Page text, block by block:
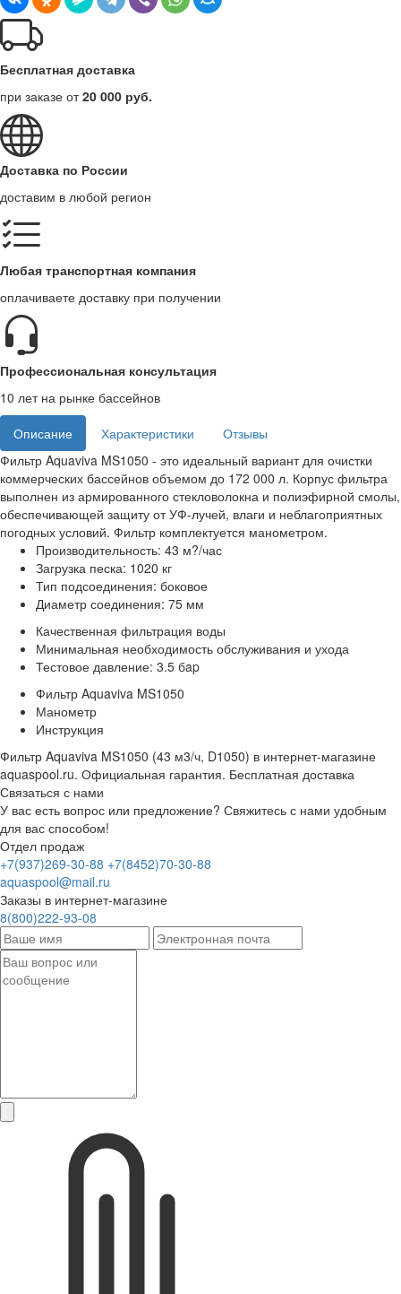
Бесплатная доставка
при заказе от20 000 руб.
Доставка по России
доставим в любой регион
Любая транспортная компания
оплачиваете доставку при получении
Профессиональная консультация
10 лет на рынке бассейнов
Описание
Характеристики
Отзывы
Фильтр Aquaviva MS1050 - это идеальный вариант для очистки
коммерческих бассейнов объемом до 172 000 л. Корпус фильтра
выполнен из армированного стекловолокна и полиэфирной смолы,
обеспечивающей защиту от УФ-лучей, влаги и неблагоприятных
погодных условий. Фильтр комплектуется манометром.
Производительность: 43 м?/час
Загрузка песка: 1020 кг
Тип подсоединения: боковое
Диаметр соединения: 75 мм
Качественная фильтрация воды
Минимальная необходимость обслуживания и ухода
Тестовое давление: 3.5 бap
Фильтр Aquaviva MS1050
Манометр
Инструкция
Фильтр Aquaviva MS1050 (43 м3/ч, D1050) в интернет-магазине
aquaspool.ru. Официальная гарантия. Бесплатная доставка
Связаться с нами
У вас есть вопрос или предложение? Свяжитесь с нами удобным
для вас способом!
Отдел продаж
+7(937)269-30-88 +7(8452)70-30-88
aquaspool@mail.ru
Заказы в интернет-магазине
8(800)222-93-08